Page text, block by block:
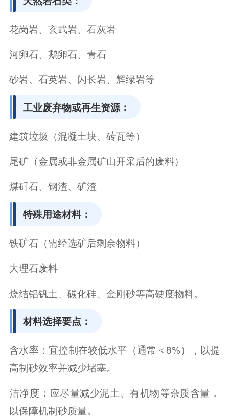
花岗岩、玄武岩、石灰岩
河卵石、鹅卵石、青石
砂岩、石英岩、闪长岩、辉绿岩等
工业废弃物或再生资源‌：
建筑垃圾（混凝土块、砖瓦等）
尾矿（金属或非金属矿山开采后的废料）
煤矸石、钢渣、矿渣
特殊用途材料‌：
铁矿石（需经选矿后剩余物料）
大理石废料
烧结铝钒土、碳化硅、金刚砂等高硬度物料。
材料选择要点：
‌含水率‌：宜控制在较低水平（通常＜8%），以提
高制砂效率并减少堵塞。
‌洁净度‌：应尽量减少泥土、有机物等杂质含量，
以保障机制砂质量。